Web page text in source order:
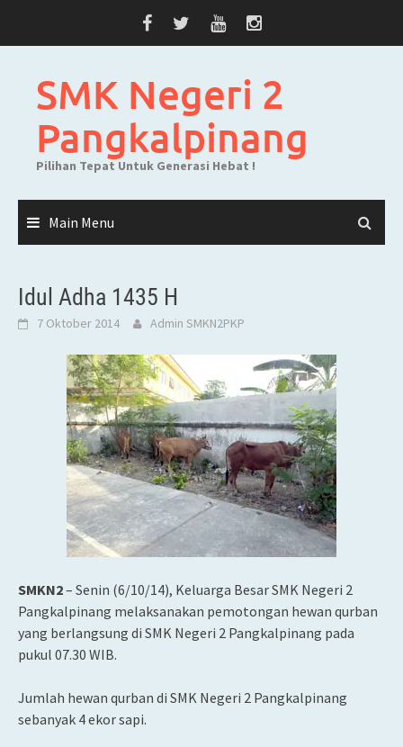
SMK Negeri 2
Pangkalpinang
Pilihan Tepat Untuk Generasi Hebat !
Main Menu
Idul Adha 1435 H
7 Oktober 2014 Admin SMKN2PKP
SMKN2– Senin (6/10/14), Keluarga Besar SMK Negeri 2
Pangkalpinang melaksanakan pemotongan hewan qurban
yang berlangsung di SMK Negeri 2 Pangkalpinang pada
pukul 07.30 WIB.
Jumlah hewan qurban di SMK Negeri 2 Pangkalpinang
sebanyak 4 ekor sapi.